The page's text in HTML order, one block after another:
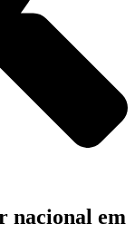
nacional em